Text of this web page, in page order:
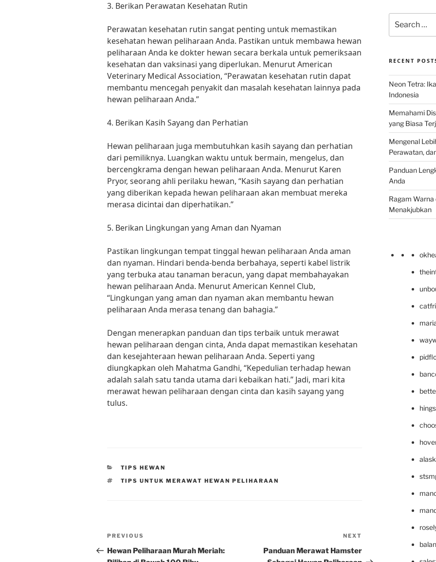
3. Berikan Perawatan Kesehatan Rutin
Perawatan kesehatan rutin sangat penting untuk memastikan
kesehatan hewan peliharaan Anda. Pastikan untuk membawa hewan
peliharaan Anda ke dokter hewan secara berkala untuk pemeriksaan
kesehatan dan vaksinasi yang diperlukan. Menurut American
Veterinary Medical Association, “Perawatan kesehatan rutin dapat
membantu mencegah penyakit dan masalah kesehatan lainnya pada
hewan peliharaan Anda.”
4. Berikan Kasih Sayang dan Perhatian
Hewan peliharaan juga membutuhkan kasih sayang dan perhatian
dari pemiliknya. Luangkan waktu untuk bermain, mengelus, dan
bercengkrama dengan hewan peliharaan Anda. Menurut Karen
Pryor, seorang ahli perilaku hewan, “Kasih sayang dan perhatian
yang diberikan kepada hewan peliharaan akan membuat mereka
merasa dicintai dan diperhatikan.”
5. Berikan Lingkungan yang Aman dan Nyaman
Pastikan lingkungan tempat tinggal hewan peliharaan Anda aman
dan nyaman. Hindari benda-benda berbahaya, seperti kabel listrik
yang terbuka atau tanaman beracun, yang dapat membahayakan
hewan peliharaan Anda. Menurut American Kennel Club,
“Lingkungan yang aman dan nyaman akan membantu hewan
peliharaan Anda merasa tenang dan bahagia.”
Dengan menerapkan panduan dan tips terbaik untuk merawat
hewan peliharaan dengan cinta, Anda dapat memastikan kesehatan
dan kesejahteraan hewan peliharaan Anda. Seperti yang
diungkapkan oleh Mahatma Gandhi, “Kepedulian terhadap hewan
adalah salah satu tanda utama dari kebaikan hati.” Jadi, mari kita
merawat hewan peliharaan dengan cinta dan kasih sayang yang
tulus.
CATEGORIES
TIPS HEWAN
TAGS
TIPS UNTUK MERAWAT HEWAN PELIHARAAN
Post
navigation
Previous
Post
PREVIOUS
Hewan Peliharaan Murah Meriah:
Post
NEXT
Panduan Merawat Hamster
for:
RECENT
Neon Tetra:
Indonesia
Memahami
yang Biasa
Mengenal
Perawatan,
Panduan
Anda
Ragam
Menakjubkan